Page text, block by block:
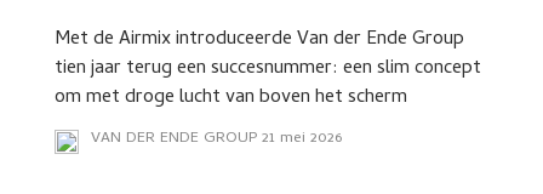
Met de Airmix introduceerde Van der Ende Group
tien jaar terug een succesnummer: een slim concept
om met droge lucht van boven het scherm
VAN DER ENDE GROUP 21 mei 2026